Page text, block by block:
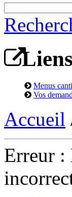
Menus
Vos
Accueil
Erreur :